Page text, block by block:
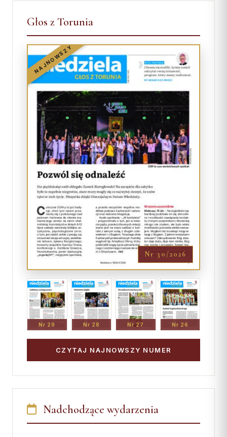
Głos z Torunia
NAJNOWSZY
Nr 30/2026
Nr 29 Nr 28 Nr 27 Nr 26
CZYTAJ NAJNOWSZY NUMER
Nadchodzące wydarzenia